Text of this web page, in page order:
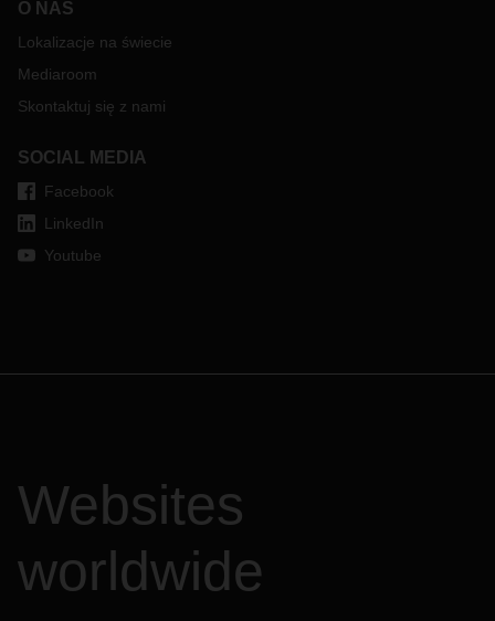
O NAS
Lokalizacje na świecie
Mediaroom
Skontaktuj się z nami
SOCIAL MEDIA
Facebook
LinkedIn
Youtube
Websites
worldwide